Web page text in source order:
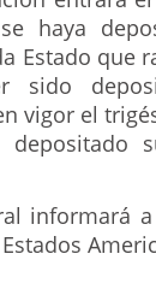
haya
Estado que
sido
vigor el
informará